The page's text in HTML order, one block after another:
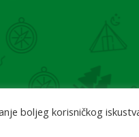
boljeg korisničkog